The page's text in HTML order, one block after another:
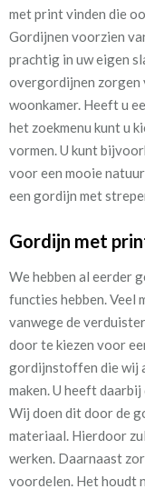
met print vinden die
Gordijnen voorzien
prachtig in uw eigen
overgordijnen zorgen
woonkamer. Heeft u
het zoekmenu kunt u
vormen. U kunt
voor een mooie
een gordijn met
Gordijn met
We hebben al eerder
functies hebben. Veel
vanwege de
door te kiezen voor
gordijnstoffen die wij
maken. U heeft
Wij doen dit door de
materiaal. Hierdoor
werken. Daarnaast
voordelen. Het houdt